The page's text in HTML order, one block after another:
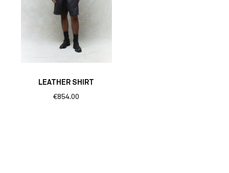
LEATHER SHIRT
€854.00